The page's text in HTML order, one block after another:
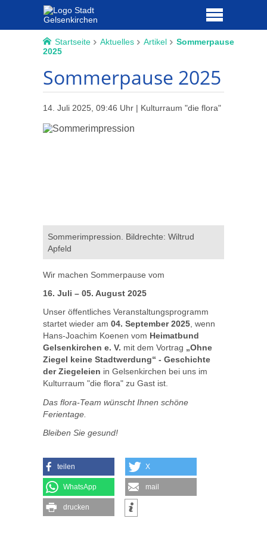
Startseite Aktuelles Artikel
Sommerpause
2025
Sommerpause 2025
14. Juli 2025, 09:46 Uhr | Kulturraum "die flora"
Sommerimpression. Bildrechte: Wiltrud
Apfeld
Wir machen Sommerpause vom
16. Juli – 05. August 2025
Unser öffentliches Veranstaltungsprogramm
startet wieder am 04. September 2025, wenn
Hans-Joachim Koenen vom Heimatbund
Gelsenkirchen e. V. mit dem Vortrag „Ohne
Ziegel keine Stadtwerdung“ - Geschichte
der Ziegeleien in Gelsenkirchen bei uns im
Kulturraum "die flora" zu Gast ist.
Das flora-Team wünscht Ihnen schöne
Ferientage.
Bleiben Sie gesund!
teilen X
WhatsApp mail
drucken